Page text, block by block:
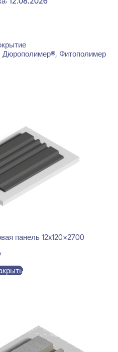
Дюрополимер®, Фитополимер
панель 12x120x2700